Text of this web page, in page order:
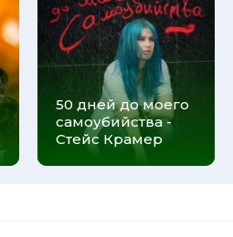
50 дней до моего
самоубийства -
Стейс Крамер